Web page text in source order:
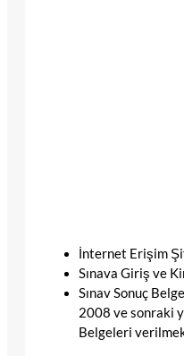
İnternet Erişim
Sınava Giriş ve
Sınav Sonuç
2008 ve sonraki
Belgeleri